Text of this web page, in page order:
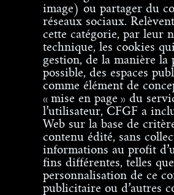
image) ou partager du
réseaux sociaux.
cette catégorie, par leur
technique, les cookies
gestion, de la manière la
possible, des espaces
comme élément de
« mise en page » du
l’utilisateur, CFGF a
Web sur la base de
contenu édité, sans
informations au profit
fins différentes, telles
personnalisation de ce
publicitaire ou d’autres